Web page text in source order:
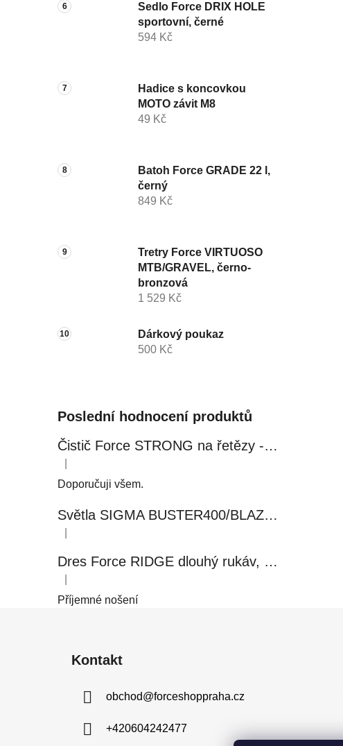
Sedlo Force DRIX HOLE
sportovní, černé
594 Kč
Hadice s koncovkou
MOTO závit M8
49 Kč
Batoh Force GRADE 22 l,
černý
849 Kč
Tretry Force VIRTUOSO
MTB/GRAVEL, černo-
bronzová
1 529 Kč
Dárkový poukaz
500 Kč
Poslední hodnocení produktů
Čistič Force STRONG na řetězy - 0,5 l, láhev - růžový
Hodnocení produktu je 5 z 5 hvězdiček.
Doporučuji všem.
Světla SIGMA BUSTER400/BLAZE FLASH, přední+zadní
Hodnocení produktu je 5 z 5 hvězdiček.
Dres Force RIDGE dlouhý rukáv, černo-modrý
Hodnocení produktu je 5 z 5 hvězdiček.
Příjemné nošení
Kontakt
obchod@forceshoppraha.cz
+420604242477